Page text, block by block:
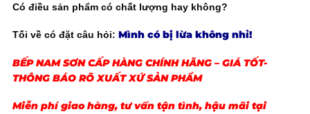
Có điều sản phẩm có chất lượng hay không?
Tối về có đặt câu hỏi: Mình có bị lừa không nhỉ!
BẾP NAM SƠN CẤP HÀNG CHÍNH HÃNG – GIÁ TỐT-
THÔNG BÁO RÕ XUẤT XỨ SẢN PHẨM
Miễn phí giao hàng, tư vấn tận tình, hậu mãi tại